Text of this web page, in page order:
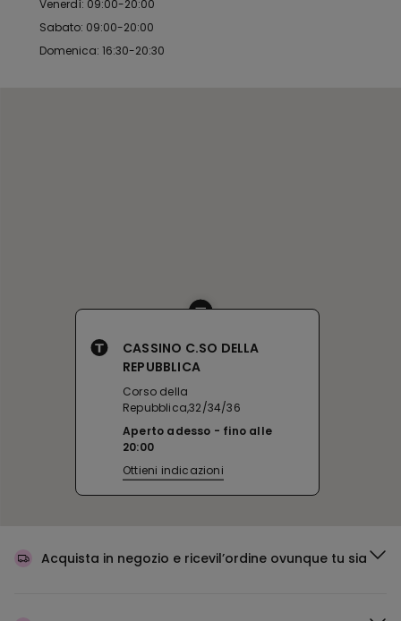
Venerdì: 09:00-20:00
Sabato: 09:00-20:00
Domenica: 16:30-20:30
CASSINO C.SO DELLA
REPUBBLICA
Corso della
Repubblica,32/34/36
Aperto adesso
fino alle
20:00
Ottieni indicazioni
Acquista in negozio e ricevil’ordine ovunque tu sia